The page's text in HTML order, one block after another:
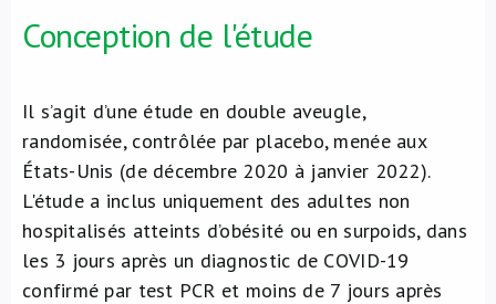
Conception de l'étude
Il s’agit d’une étude en double aveugle,
randomisée, contrôlée par placebo, menée aux
États-Unis (de décembre 2020 à janvier 2022).
L'étude a inclus uniquement des adultes non
hospitalisés atteints d’obésité ou en surpoids, dans
les 3 jours après un diagnostic de COVID-19
confirmé par test PCR et moins de 7 jours après